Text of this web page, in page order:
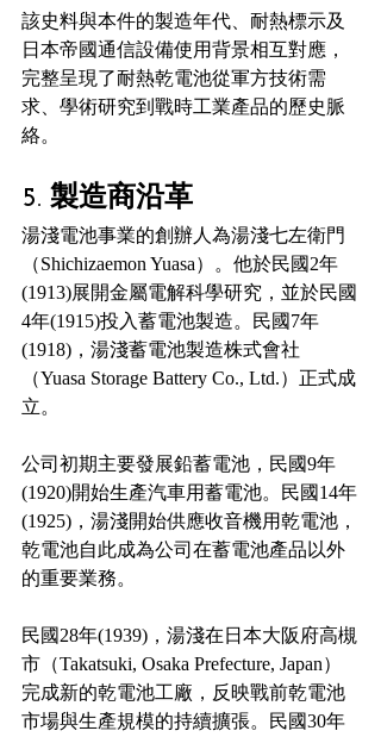
該史料與本件的製造年代、耐熱標示及
日本帝國通信設備使用背景相互對應，
完整呈現了耐熱乾電池從軍方技術需
求、學術研究到戰時工業產品的歷史脈
絡。
5. 製造商沿革
湯淺電池事業的創辦人為湯淺七左衛門
（Shichizaemon Yuasa）。他於民國2年
(1913)展開金屬電解科學研究，並於民國
4年(1915)投入蓄電池製造。民國7年
(1918)，湯淺蓄電池製造株式會社
（Yuasa Storage Battery Co., Ltd.）正式成
立。
公司初期主要發展鉛蓄電池，民國9年
(1920)開始生產汽車用蓄電池。民國14年
(1925)，湯淺開始供應收音機用乾電池，
乾電池自此成為公司在蓄電池產品以外
的重要業務。
民國28年(1939)，湯淺在日本大阪府高槻
市（Takatsuki, Osaka Prefecture, Japan）
完成新的乾電池工廠，反映戰前乾電池
市場與生產規模的持續擴張。民國30年